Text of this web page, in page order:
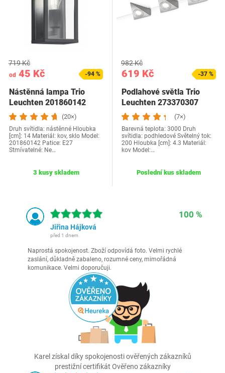
od 45 Kč
719 Kč
-94 %
Nástěnná lampa Trio
Leuchten 201860142
(20×)
Druh svítidla: nástěnné Hloubka
[cm]: 14 Materiál: kov, sklo Model:
201860142 Patice: E27
Stmívatelné: Ne…
3 kusy skladem
619 Kč
982 Kč
-37 %
Podlahové světla Trio
Leuchten 273370307
(7×)
Barevná teplota: 3000 Druh
svítidla: podhledové Světelný tok:
200 Hloubka [cm]: 4.3 Materiál:
kov Model:…
Poslední kus skladem
100 %
Jiřina Hájková
před 1 dnem
Naprostá spokojenost. Zboží odpovídá foto. Velmi rychlé
zaslání, důkladně zabaleno, rozumné ceny, mimořádná
komunikace. Velmi doporučuji.
Karel získal díky spokojenosti ověřených zákazníků
prestižní certifikát Ověřeno zákazníky